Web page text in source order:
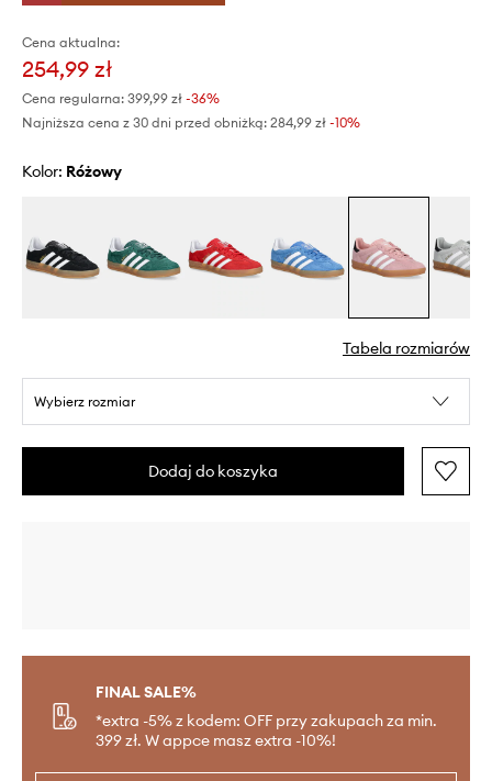
Cena aktualna:
254,99 zł
Cena regularna: 399,99 zł -36%
Najniższa cena z 30 dni przed obniżką: 284,99 zł -10%
Kolor: różowy
Tabela rozmiarów
Wybierz rozmiar
Dodaj do koszyka
FINAL SALE%
*extra -5% z kodem: OFF przy zakupach za min.
399 zł. W appce masz extra -10%!